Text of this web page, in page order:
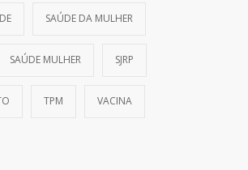
SAÚDE DA MULHER
SAÚDE MULHER SJRP
TPM VACINA